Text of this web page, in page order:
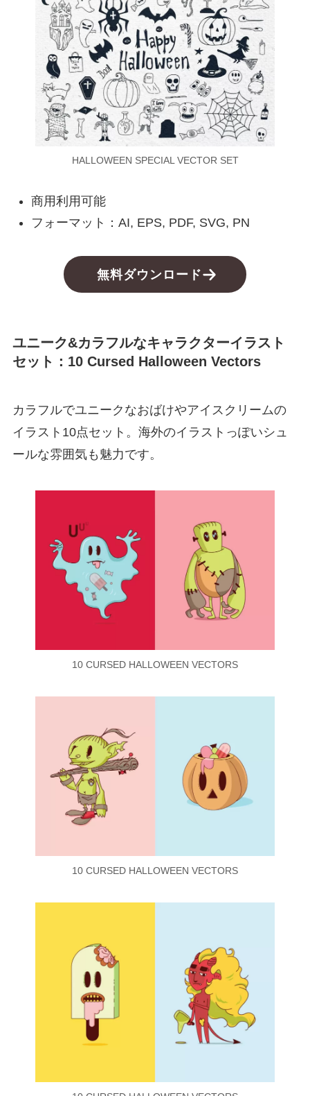
HALLOWEEN SPECIAL VECTOR SET
商用利用可能
フォーマット：AI, EPS, PDF, SVG, PN
無料ダウンロード
ユニーク&カラフルなキャラクターイラスト
セット：10 Cursed Halloween Vectors
カラフルでユニークなおばけやアイスクリームの
イラスト10点セット。海外のイラストっぽいシュ
ールな雰囲気も魅力です。
10 CURSED HALLOWEEN VECTORS
10 CURSED HALLOWEEN VECTORS